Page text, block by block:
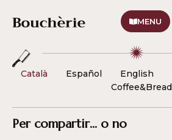
MENU
Català Español English
Coffee&Bread
Per compartir... o no